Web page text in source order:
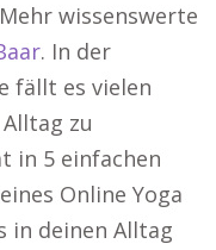
wissenswerte
. In der
fällt es vielen
zu
in 5 einfachen
Online Yoga
in deinen Alltag